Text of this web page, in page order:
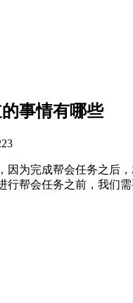
事情有哪些
因为完成帮会任务之后
行帮会任务之前，我们